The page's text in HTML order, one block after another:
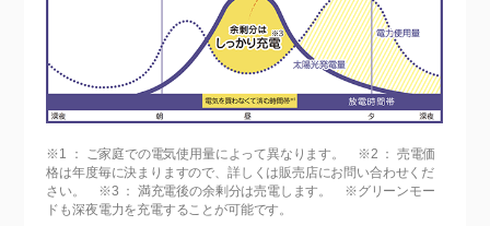
※1 ： ご家庭での電気使用量によって異なります。 ※2 ： 売電価
格は年度毎に決まりますので、詳しくは販売店にお問い合わせくだ
さい。 ※3 ： 満充電後の余剰分は売電します。 ※グリーンモー
ドも深夜電力を充電することが可能です。